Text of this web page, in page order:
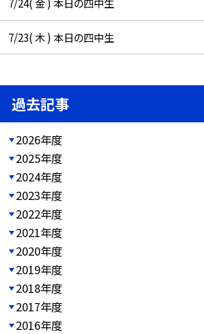
7/23( 木 ) 本日の四中生
過去記事
2026年度
2025年度
2024年度
2023年度
2022年度
2021年度
2020年度
2019年度
2018年度
2017年度
2016年度